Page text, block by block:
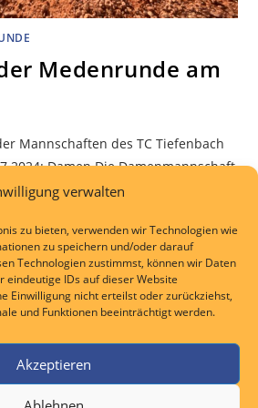
verwalten
zu bieten, verwenden wir Technologien wie
zu speichern und/oder darauf
Technologien zustimmst, können wir Daten
eindeutige IDs auf dieser Website
Einwilligung nicht erteilst oder zurückziehst,
und Funktionen beeinträchtigt werden.
Akzeptieren
Medenrunde am
Mannschaften des TC Tiefenbach
Damen Die Damenmannschaft
TC Tiefenbach II feierte einen
Einzel ein starkes Zeichen und
Tögel konnte im zweiten Einzel